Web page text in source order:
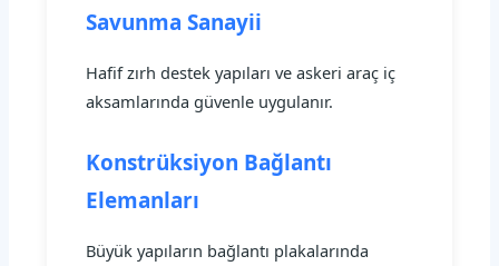
Savunma Sanayii
Hafif zırh destek yapıları ve askeri araç iç
aksamlarında güvenle uygulanır.
Konstrüksiyon Bağlantı
Elemanları
Büyük yapıların bağlantı plakalarında